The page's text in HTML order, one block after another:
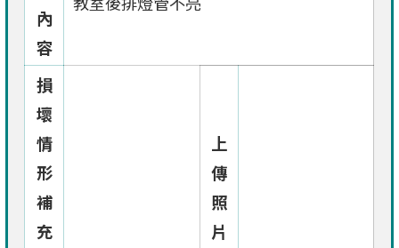
內
容
損
壞
情
形
補
充
上
傳
照
片